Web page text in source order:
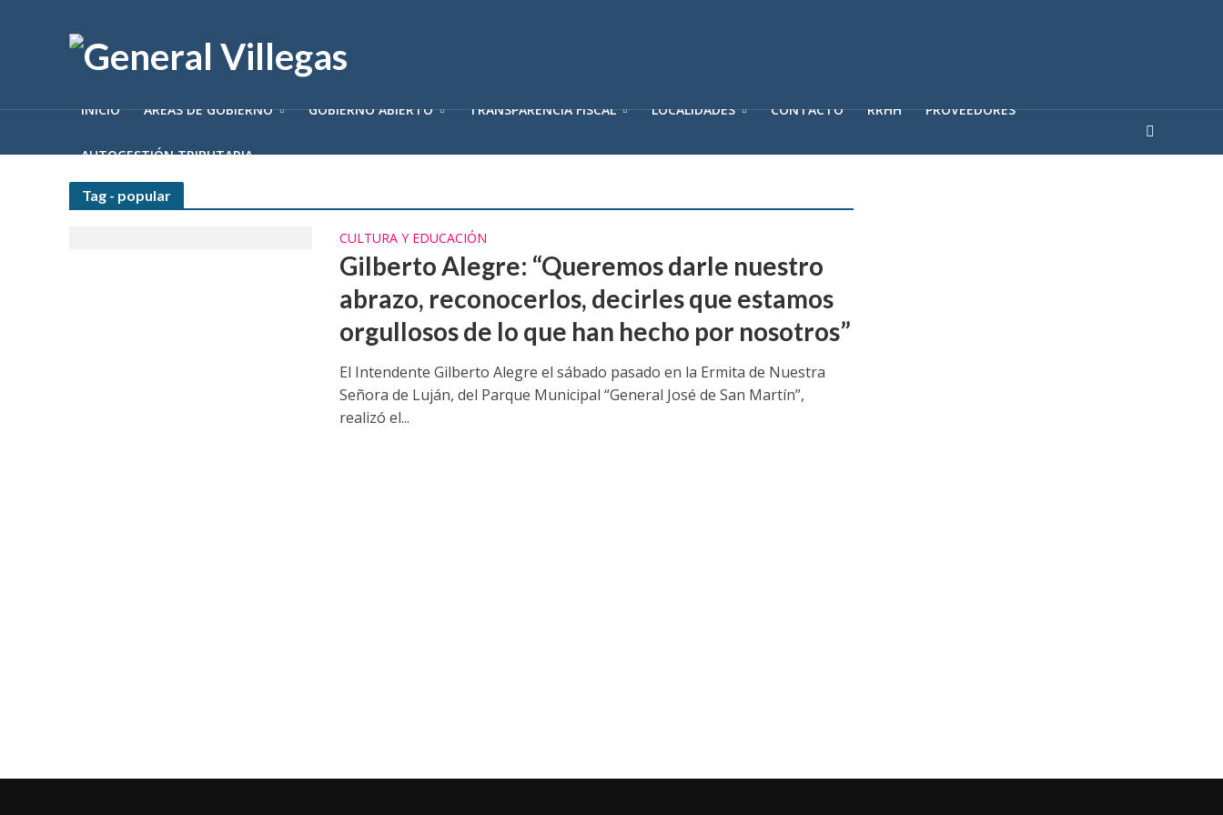
INICIO ÁREAS DE GOBIERNO GOBIERNO ABIERTO TRANSPARENCIA FISCAL LOCALIDADES CONTACTO RRHH PROVEEDORES
AUTOGESTIÓN TRIBUTARIA
Tag - popular
CULTURA Y EDUCACIÓN
Gilberto Alegre: “Queremos darle nuestro
abrazo, reconocerlos, decirles que estamos
orgullosos de lo que han hecho por nosotros”
El Intendente Gilberto Alegre el sábado pasado en la Ermita de Nuestra
Señora de Luján, del Parque Municipal “General José de San Martín”,
realizó el...